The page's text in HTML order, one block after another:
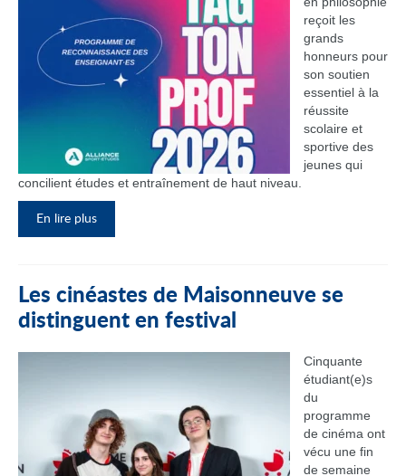
reçoit les
grands
honneurs pour
son soutien
essentiel à la
réussite
scolaire et
sportive des
jeunes qui
concilient études et entraînement de haut niveau.
En lire plus
Les cinéastes de Maisonneuve se
distinguent en festival
Cinquante
étudiant(e)s
du
programme
de cinéma ont
vécu une fin
de semaine